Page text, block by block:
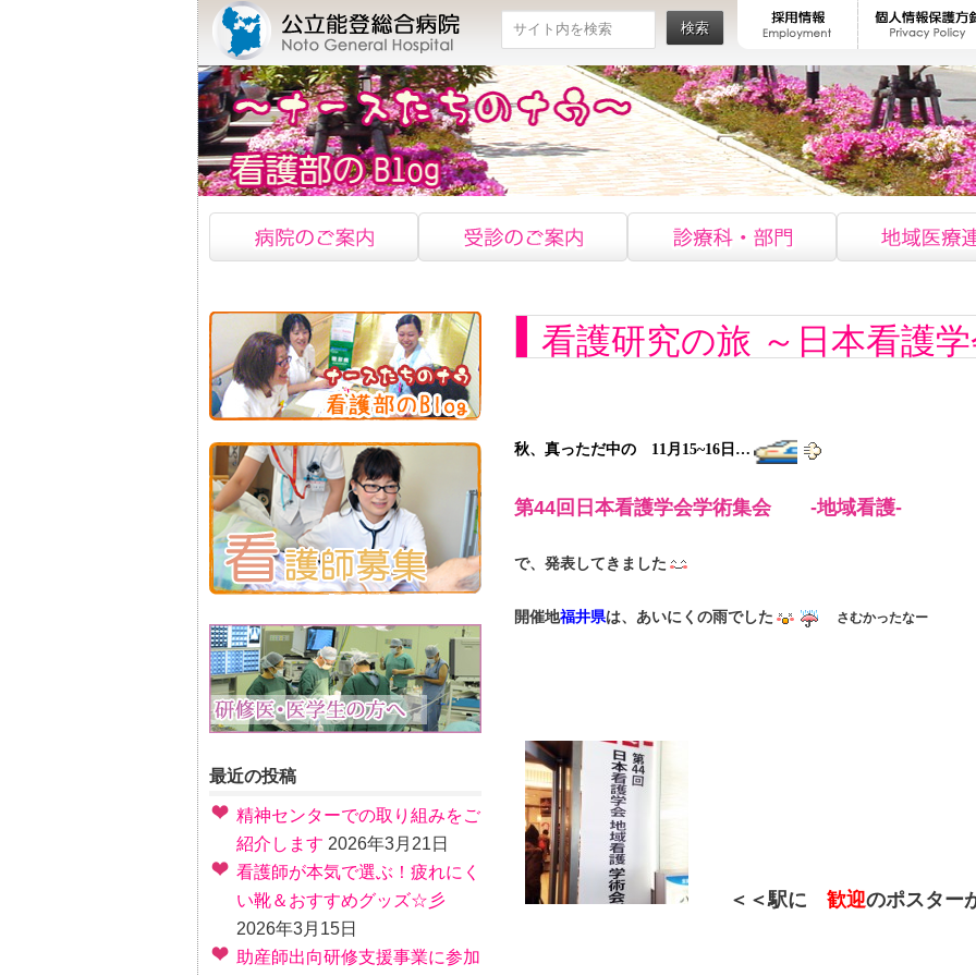
検索
看護研究の旅 ～日本看護
秋、真っただ中の 11月15~16日…
第44回日本看護学会学術集会 -地域看護-
で、発表してきました
開催地福井県は、あいにくの雨でした さむかったなー
＜＜駅に歓迎のポスター
最近の投稿
精神センターでの取り組みをご
紹介します 2026年3月21日
看護師が本気で選ぶ！疲れにく
い靴＆おすすめグッズ☆彡
2026年3月15日
助産師出向研修支援事業に参加